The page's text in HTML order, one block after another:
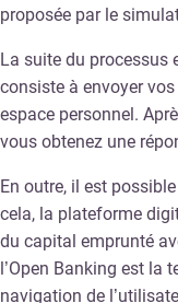
proposée par le
La suite du processus
consiste à envoyer
espace personnel.
vous obtenez une
En outre, il est
cela, la plateforme
du capital emprunté
l’Open Banking est la
navigation de